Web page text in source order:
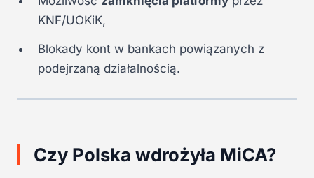
KNF/UOKiK,
Blokady kont w bankach powiązanych z
podejrzaną działalnością.
Czy Polska wdrożyła MiCA?